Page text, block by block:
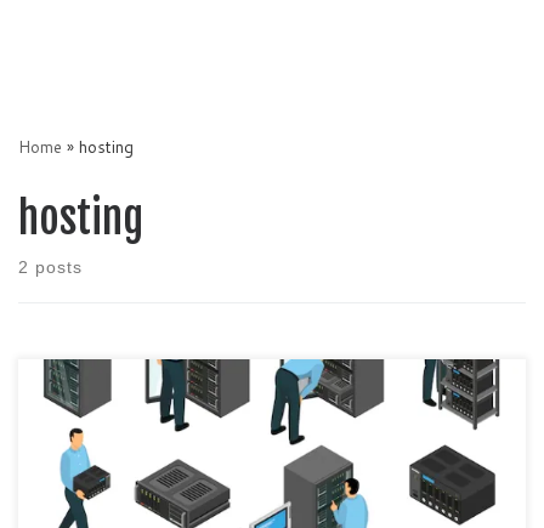
Home » hosting
hosting
2 posts
Untuk membuat suatu website maupun aplikasi berbasis online
tentu diperlukan sebuah tempat untuk menampung data, layaknya
harddisk dan hosting akan berperan untuk itu. Hosting sendiri
mempunyai 2 tipe yang harus dipilih yaitu sharing dan dedicated